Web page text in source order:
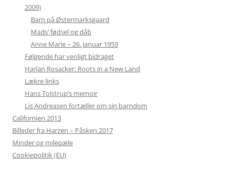
2009)
Barn på Østermarksgaard
Mads’ fødsel og dåb
Anne Marie – 26. januar 1959
Følgende har venligt bidraget
Harlan Rosacker: Roots in a New Land
Lækre links
Hans Tolstrup’s memoir
Lis Andreasen fortæller om sin barndom
Californien 2013
Billeder fra Harzen – Påsken 2017
Minder og milepæle
Cookiepolitik (EU)